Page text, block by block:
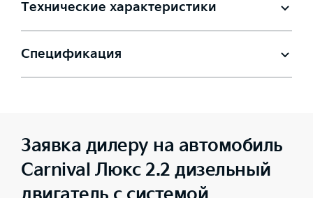
Технические характеристики
Спецификация
Заявка дилеру на автомобиль
Carnival Люкс 2.2 дизельный